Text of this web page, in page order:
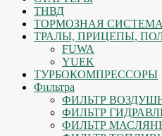
ТНВД
ТОРМОЗНАЯ СИСТЕМА
ТРАЛЫ, ПРИЦЕПЫ,
FUWA
YUEK
ТУРБОКОМПРЕССОРЫ
Фильтра
ФИЛЬТР
ФИЛЬТР
ФИЛЬТР